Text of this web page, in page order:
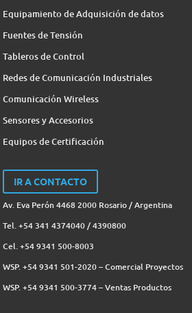
Equipamiento de Adquisición de datos
Fuentes de Tensión
Tableros de Control
Redes de Comunicación Industriales
Comunicación Wireless
Sensores y Accesorios
Equipos de Certificación
IR A CONTACTO
Av. Eva Perón 4468 2000 Rosario / Argentina
Tel. +54 341 4374040 / 4390800
Cel. +54 9341 500-8003
WSP. +54 9341 501-2020 – Comercial Proyectos
WSP. +54 9341 500-3774‬ – Ventas Productos